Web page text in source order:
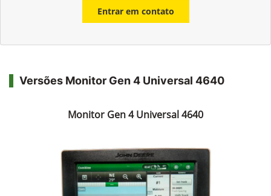
Entrar em contato
Versões Monitor Gen 4 Universal 4640
Monitor Gen 4 Universal 4640